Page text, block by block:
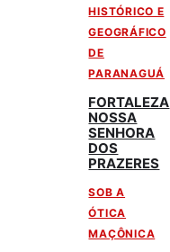
HISTÓRICO E
GEOGRÁFICO
DE
PARANAGUÁ
FORTALEZA
NOSSA
SENHORA
DOS
PRAZERES
SOB A
ÓTICA
MAÇÔNICA